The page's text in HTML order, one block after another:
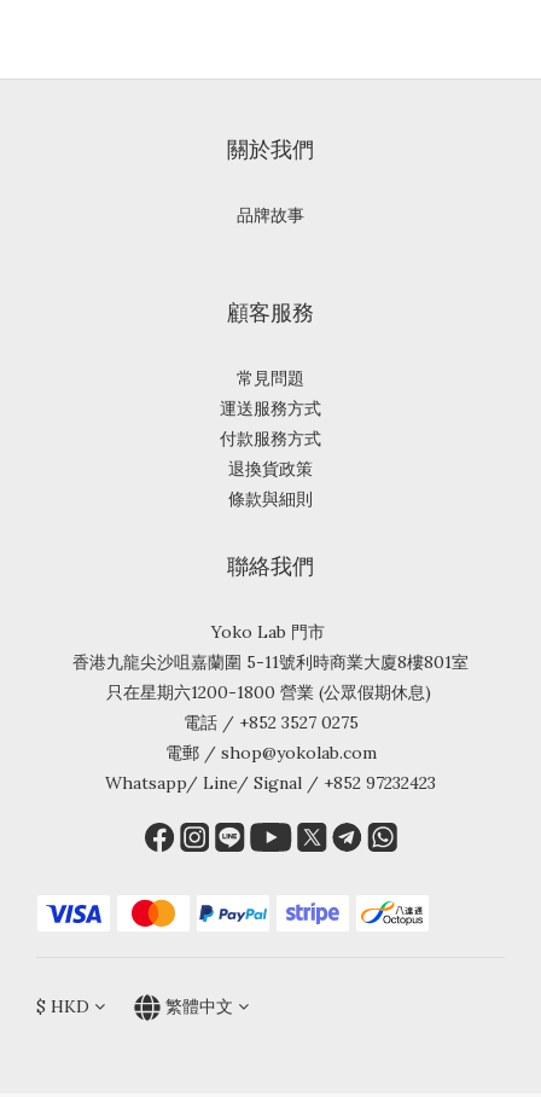
關於我們
品牌故事
顧客服務
常見問題
運送服務方式
付款服務方式
退換貨政策
條款與細則
聯絡我們
Yoko Lab 門市
香港九龍尖沙咀嘉蘭圍 5-11號利時商業大廈8樓801室
只在星期六1200-1800 營業 (公眾假期休息)
電話 / +852 3527 0275
電郵 / shop@yokolab.com
Whatsapp/ Line/ Signal / +852 97232423
$ HKD 繁體中文